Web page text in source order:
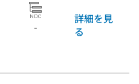
-
詳細を見
る